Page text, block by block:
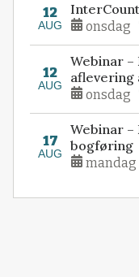
12
AUG onsdag
12
AUG
Webinar
aflevering
onsdag
17
AUG
Webinar –
bogføring
mandag